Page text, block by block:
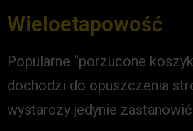
Wieloetapowość
Popularne “porzucone
dochodzi do opuszczenia
wystarczy jedynie